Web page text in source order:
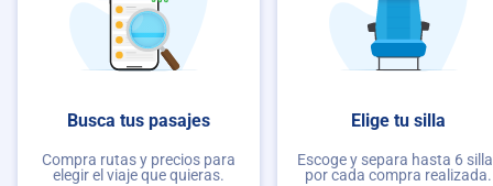
Busca tus pasajes
Compra rutas y precios para
elegir el viaje que quieras.
Elige tu silla
Escoge y separa hasta 6
por cada compra realizada.